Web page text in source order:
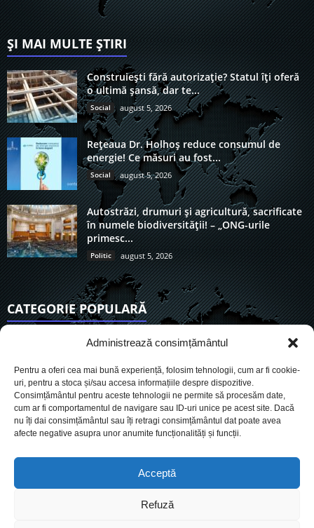
Administrează consimțământul
Pentru a oferi cea mai bună experiență, folosim tehnologii, cum ar fi cookie-
uri, pentru a stoca și/sau accesa informațiile despre dispozitive.
Consimțământul pentru aceste tehnologii ne permite să procesăm date,
cum ar fi comportamentul de navigare sau ID-uri unice pe acest site. Dacă
nu îți dai consimțământul sau îți retragi consimțământul dat poate avea
afecte negative asupra unor anumite funcționalități și funcții.
Acceptă
Refuză
ȘI MAI MULTE ȘTIRI
Construiești fără autorizație? Statul îți oferă
o ultimă șansă, dar te...
Social august 5, 2026
Rețeaua Dr. Holhoș reduce consumul de
energie! Ce măsuri au fost...
Social august 5, 2026
Autostrăzi, drumuri și agricultură, sacrificate
în numele biodiversității! – „ONG-urile
primesc...
Politic august 5, 2026
CATEGORIE POPULARĂ
6890
Social
Politic
Economie
559